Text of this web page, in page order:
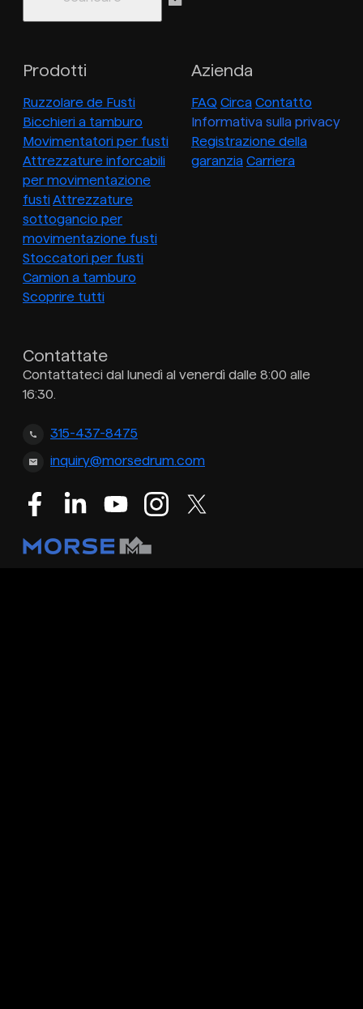
Prodotti
Ruzzolare de Fusti
Bicchieri a tamburo
Movimentatori per fusti
Attrezzature inforcabili
per movimentazione
fustiAttrezzature
sottogancio per
movimentazione fusti
Stoccatori per fusti
Camion a tamburo
Scoprire tutti
Azienda
FAQ Circa Contatto
Informativa sulla privacy
Registrazione della
garanzia Carriera
Contattate
Contattateci dal lunedì al venerdì dalle 8:00 alle
16:30.
315-437-8475
inquiry@morsedrum.com